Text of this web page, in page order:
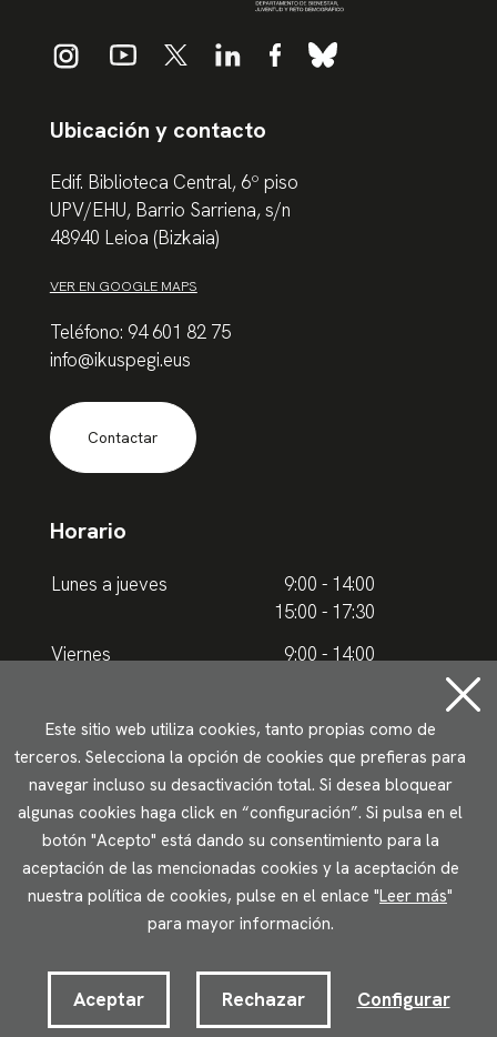
Ubicación y contacto
Edif. Biblioteca Central, 6º piso
UPV/EHU, Barrio Sarriena, s/n
48940 Leioa (Bizkaia)
VER EN GOOGLE MAPS
Teléfono: 94 601 82 75
info@ikuspegi.eus
Contactar
Horario
Lunes a jueves
9:00 - 14:00
15:00 - 17:30
Viernes
9:00 - 14:00
Horario de verano
Lunes a jueves
9.00 - 15.00
Viernes
9:00 - 14:00
Aviso legal Política de privacidad
Uso de cookies
Accesibilidad
Este sitio web utiliza cookies, tanto propias como de
terceros. Selecciona la opción de cookies que prefieras para
navegar incluso su desactivación total. Si desea bloquear
algunas cookies haga click en “configuración”. Si pulsa en el
botón "Acepto" está dando su consentimiento para la
aceptación de las mencionadas cookies y la aceptación de
nuestra política de cookies, pulse en el enlace "Leer más"
para mayor información.
Aceptar Rechazar Configurar